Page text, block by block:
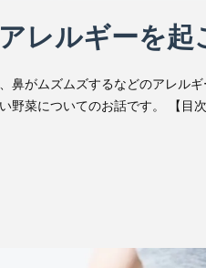
レルギーを起
鼻がムズムズするなどのアレル
野菜についてのお話です。 【目